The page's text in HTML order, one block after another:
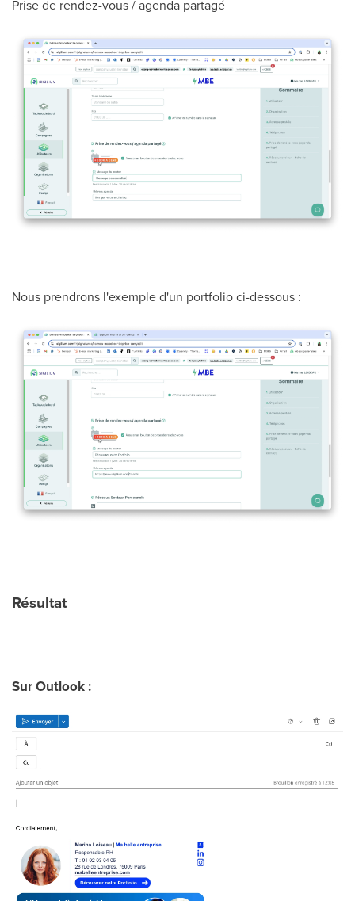
Prise de rendez-vous / agenda partagé
Nous prendrons l'exemple d'un portfolio ci-dessous :
Résultat
Sur Outlook :